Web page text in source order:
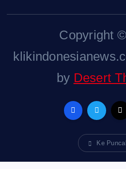
Copyright
by Desert
Ke